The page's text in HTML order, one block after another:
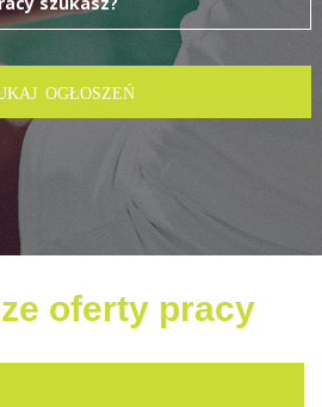
oferty pracy